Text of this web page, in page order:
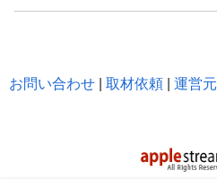
お問い合わせ 取材依頼 運営元